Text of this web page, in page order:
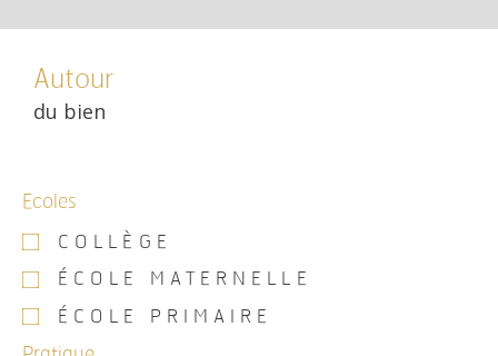
Autour
du bien
Ecoles
COLLÈGE
ÉCOLE MATERNELLE
ÉCOLE PRIMAIRE